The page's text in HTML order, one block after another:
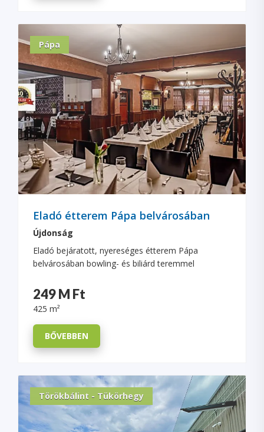
Pápa
Eladó étterem Pápa belvárosában
Újdonság
Eladó bejáratott, nyereséges étterem Pápa
belvárosában bowling- és biliárd teremmel
249 M Ft
425 m²
BŐVEBBEN
Törökbálint - Tükörhegy